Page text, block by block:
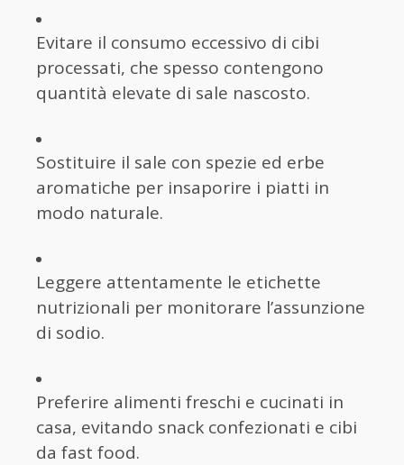
Evitare il consumo eccessivo di cibi
processati, che spesso contengono
quantità elevate di sale nascosto.
Sostituire il sale con spezie ed erbe
aromatiche per insaporire i piatti in
modo naturale.
Leggere attentamente le etichette
nutrizionali per monitorare l’assunzione
di sodio.
Preferire alimenti freschi e cucinati in
casa, evitando snack confezionati e cibi
da fast food.